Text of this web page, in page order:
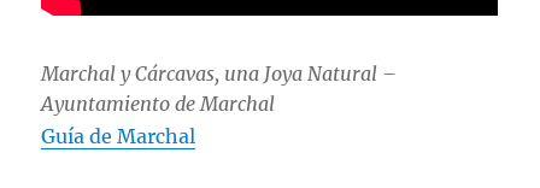
Marchal y Cárcavas, una Joya Natural –
Ayuntamiento de Marchal
Guía de Marchal